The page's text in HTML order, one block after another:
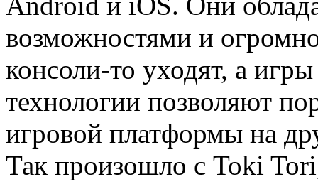
возможностями и
консоли-то уходят, а
технологии позволяют
игровой платформы на
Так произошло с Toki